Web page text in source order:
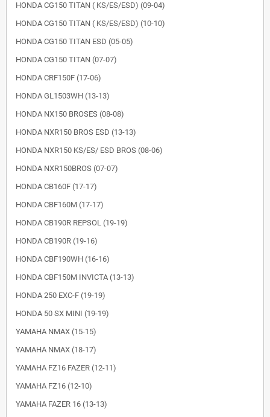
HONDA CG150 TITAN ( KS/ES/ESD) (09-04)
HONDA CG150 TITAN ( KS/ES/ESD) (10-10)
HONDA CG150 TITAN ESD (05-05)
HONDA CG150 TITAN (07-07)
HONDA CRF150F (17-06)
HONDA GL1503WH (13-13)
HONDA NX150 BROSES (08-08)
HONDA NXR150 BROS ESD (13-13)
HONDA NXR150 KS/ES/ ESD BROS (08-06)
HONDA NXR150BROS (07-07)
HONDA CB160F (17-17)
HONDA CBF160M (17-17)
HONDA CB190R REPSOL (19-19)
HONDA CB190R (19-16)
HONDA CBF190WH (16-16)
HONDA CBF150M INVICTA (13-13)
HONDA 250 EXC-F (19-19)
HONDA 50 SX MINI (19-19)
YAMAHA NMAX (15-15)
YAMAHA NMAX (18-17)
YAMAHA FZ16 FAZER (12-11)
YAMAHA FZ16 (12-10)
YAMAHA FAZER 16 (13-13)